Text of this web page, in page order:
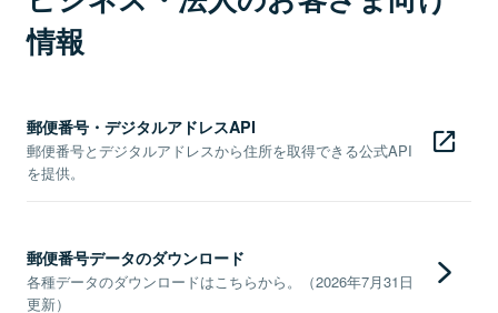
情報
郵便番号・デジタルアドレスAPI
郵便番号とデジタルアドレスから住所を取得できる公式API
を提供。
郵便番号データのダウンロード
各種データのダウンロードはこちらから。（2026年7月31日
更新）